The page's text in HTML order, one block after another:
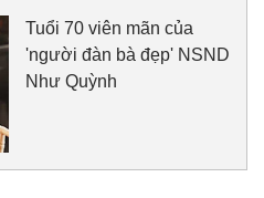
Tuổi 70 viên mãn của
'người đàn bà đẹp' NSND
Như Quỳnh